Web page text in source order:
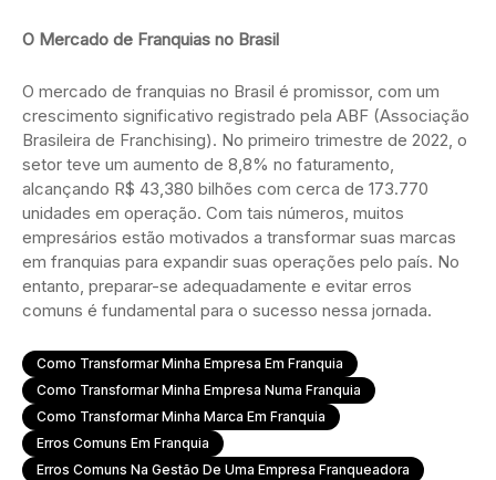
O Mercado de Franquias no Brasil
O mercado de franquias no Brasil é promissor, com um
crescimento significativo registrado pela ABF (Associação
Brasileira de Franchising). No primeiro trimestre de 2022, o
setor teve um aumento de 8,8% no faturamento,
alcançando R$ 43,380 bilhões com cerca de 173.770
unidades em operação. Com tais números, muitos
empresários estão motivados a transformar suas marcas
em franquias para expandir suas operações pelo país. No
entanto, preparar-se adequadamente e evitar erros
comuns é fundamental para o sucesso nessa jornada.
Como Transformar Minha Empresa Em Franquia
Como Transformar Minha Empresa Numa Franquia
Como Transformar Minha Marca Em Franquia
Erros Comuns Em Franquia
Erros Comuns Na Gestão De Uma Empresa Franqueadora